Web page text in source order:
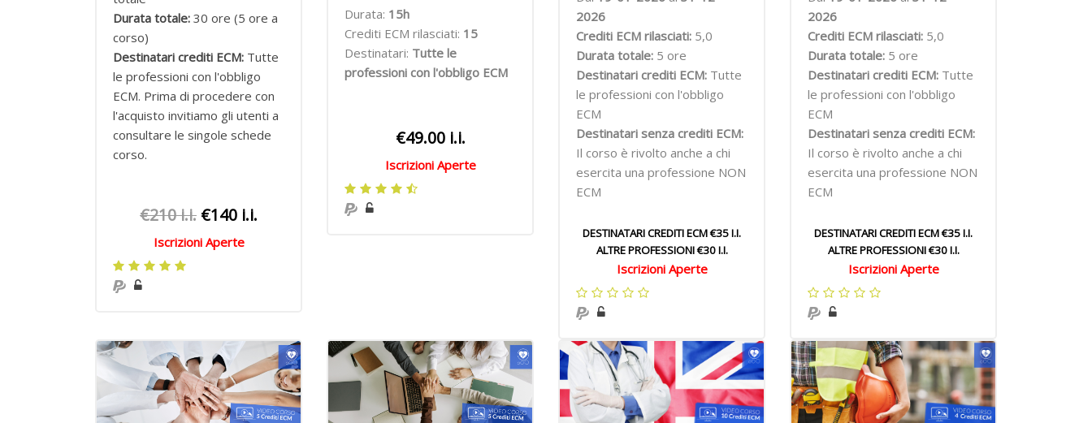
Durata totale: 30 ore (5 ore a
corso)
Destinatari crediti ECM: Tutte
le professioni con l'obbligo
ECM. Prima di procedere con
l'acquisto invitiamo gli utenti a
consultare le singole schede
corso.
€210 i.i. €140 i.i.
Iscrizioni Aperte
Durata: 15h
Crediti ECM rilasciati: 15
Destinatari: Tutte le
professioni con l'obbligo ECM
€49.00 i.i.
Iscrizioni Aperte
2026
Crediti ECM rilasciati: 5,0
Durata totale: 5 ore
Destinatari crediti ECM: Tutte
le professioni con l'obbligo
ECM
Destinatari senza crediti ECM:
Il corso è rivolto anche a chi
esercita una professione NON
ECM
DESTINATARI CREDITI ECM €35 I.I.
ALTRE PROFESSIONI €30 I.I.
Iscrizioni Aperte
2026
Crediti ECM rilasciati: 5,0
Durata totale: 5 ore
Destinatari crediti ECM: Tutte
le professioni con l'obbligo
ECM
Destinatari senza crediti ECM:
Il corso è rivolto anche a chi
esercita una professione NON
ECM
DESTINATARI CREDITI ECM €35 I.I.
ALTRE PROFESSIONI €30 I.I.
Iscrizioni Aperte